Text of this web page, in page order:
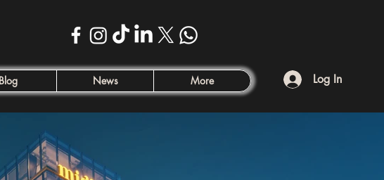
Blog News More Log In